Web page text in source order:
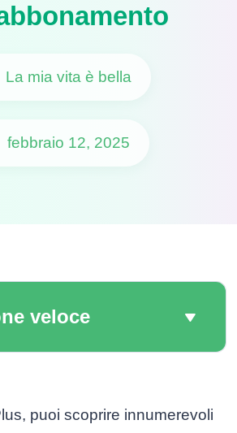
La mia vita è bella
febbraio 12, 2025
veloce
puoi scoprire innumerevoli